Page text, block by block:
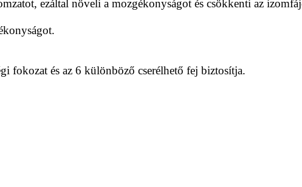
ezáltal növeli a mozgékonyságot és csökkenti az
fokozat és az 6 különböző cserélhető fej biztosítja.